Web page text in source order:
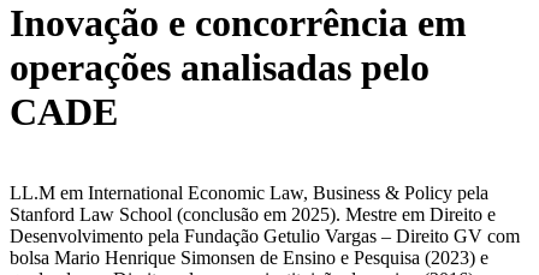
Inovação e concorrência em
operações analisadas pelo
CADE
LL.M em International Economic Law, Business & Policy pela
Stanford Law School (conclusão em 2025). Mestre em Direito e
Desenvolvimento pela Fundação Getulio Vargas – Direito GV com
bolsa Mario Henrique Simonsen de Ensino e Pesquisa (2023) e